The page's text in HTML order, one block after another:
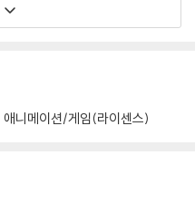
애니메이션/게임(라이센스)